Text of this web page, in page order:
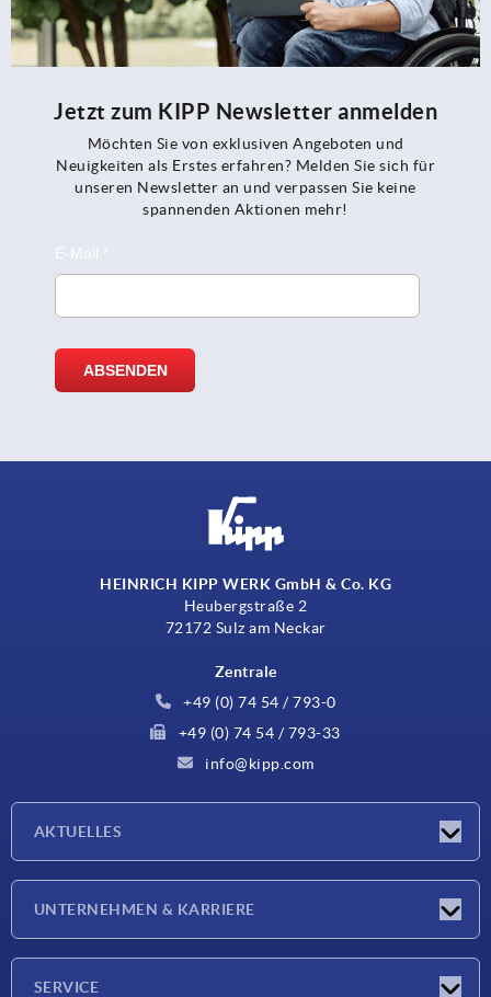
Jetzt zum KIPP Newsletter anmelden
Möchten Sie von exklusiven Angeboten und
Neuigkeiten als Erstes erfahren? Melden Sie sich für
unseren Newsletter an und verpassen Sie keine
spannenden Aktionen mehr!
HEINRICH KIPP WERK GmbH & Co. KG
Heubergstraße 2
72172 Sulz am Neckar
Zentrale
+49 (0) 74 54 / 793-0
+49 (0) 74 54 / 793-33
info@kipp.com
AKTUELLES
Presseberichte
UNTERNEHMEN & KARRIERE
SERVICE